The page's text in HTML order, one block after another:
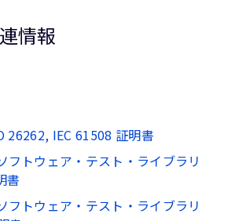
情報
26262, IEC 61508 証明書
フトウェア・テスト・ライブラリ
書
フトウェア・テスト・ライブラリ